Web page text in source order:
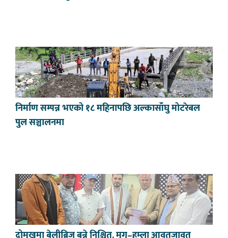
निर्माण सम्पन्न भएको १८ महिनापछि अल्कासाँघु मोटरेबल
पुल सञ्चालनमा